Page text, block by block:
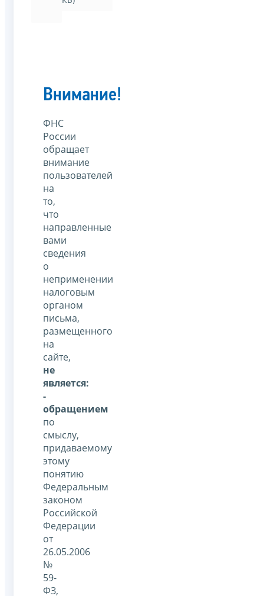
Внимание!
ФНС
России
обращает
внимание
пользователей
на
то,
что
направленные
вами
сведения
о
неприменении
налоговым
органом
письма,
размещенного
на
сайте,
не
является:
-
обращением
по
смыслу,
придаваемому
этому
понятию
Федеральным
законом
Российской
Федерации
от
26.05.2006
№
59-
ФЗ,